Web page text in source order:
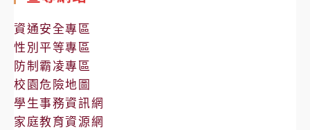
公
告
資通安全專區
性別平等專區
防制霸凌專區
校園危險地圖
學生事務資訊網
家庭教育資源網